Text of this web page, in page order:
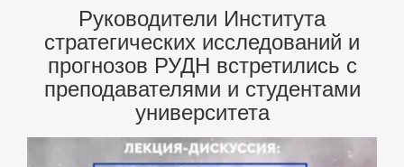
Руководители Института
стратегических исследований и
прогнозов РУДН встретились с
преподавателями и студентами
университета